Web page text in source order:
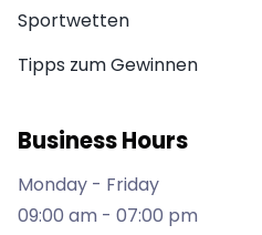
Sportwetten
Tipps zum Gewinnen
Business Hours
Monday - Friday
09:00 am - 07:00 pm